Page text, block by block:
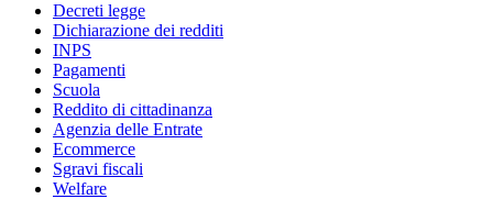
Decreti legge
Dichiarazione dei redditi
INPS
Pagamenti
Scuola
Reddito di cittadinanza
Agenzia delle Entrate
Ecommerce
Sgravi fiscali
Welfare